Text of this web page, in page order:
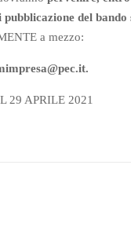
pubblicazione del bando
a mezzo:
29 APRILE 2021